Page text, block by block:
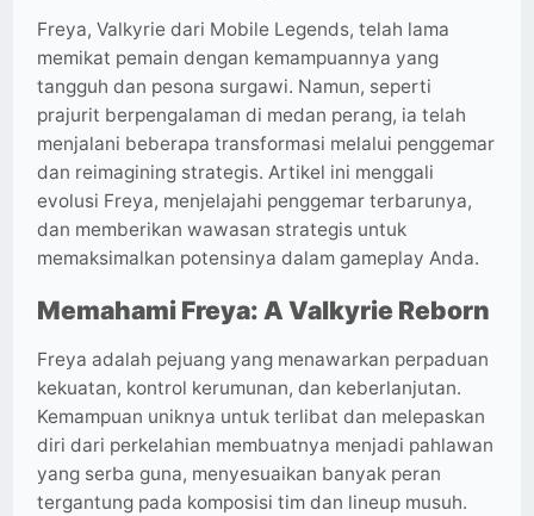
Freya, Valkyrie dari Mobile Legends, telah lama
memikat pemain dengan kemampuannya yang
tangguh dan pesona surgawi. Namun, seperti
prajurit berpengalaman di medan perang, ia telah
menjalani beberapa transformasi melalui penggemar
dan reimagining strategis. Artikel ini menggali
evolusi Freya, menjelajahi penggemar terbarunya,
dan memberikan wawasan strategis untuk
memaksimalkan potensinya dalam gameplay Anda.
Memahami Freya: A Valkyrie Reborn
Freya adalah pejuang yang menawarkan perpaduan
kekuatan, kontrol kerumunan, dan keberlanjutan.
Kemampuan uniknya untuk terlibat dan melepaskan
diri dari perkelahian membuatnya menjadi pahlawan
yang serba guna, menyesuaikan banyak peran
tergantung pada komposisi tim dan lineup musuh.